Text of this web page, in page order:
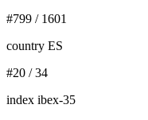
#799 / 1601
country ES
#20 /34
index ibex-35